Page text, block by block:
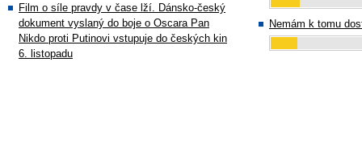
Film o síle pravdy v čase lží. Dánsko-český
dokument vyslaný do boje o Oscara Pan
Nikdo proti Putinovi vstupuje do českých kin
6. listopadu
Nemám k tomu